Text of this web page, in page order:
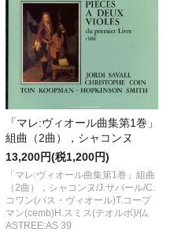
「マレ:ヴィオール曲集第1巻」
組曲（2曲），シャコンヌ
13,200円(税1,200円)
「マレ:ヴィオール曲集第1巻」組曲
（2曲），シャコンヌ/J.サバール/C.
コワン(バス・ヴィオール)T.コープ
マン(cemb)H.スミス(テオルボ)/仏
ASTREE:AS 39